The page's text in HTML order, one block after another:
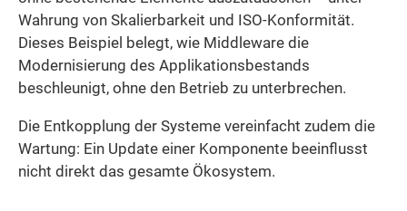
Wahrung von Skalierbarkeit und ISO-Konformität.
Dieses Beispiel belegt, wie Middleware die
Modernisierung des Applikationsbestands
beschleunigt, ohne den Betrieb zu unterbrechen.
Die Entkopplung der Systeme vereinfacht zudem die
Wartung: Ein Update einer Komponente beeinflusst
nicht direkt das gesamte Ökosystem.